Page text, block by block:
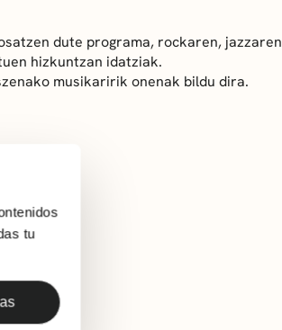
tu
dute programa, rockaren, jazzaren
hizkuntzan idatziak.
musikaririk onenak bildu dira.